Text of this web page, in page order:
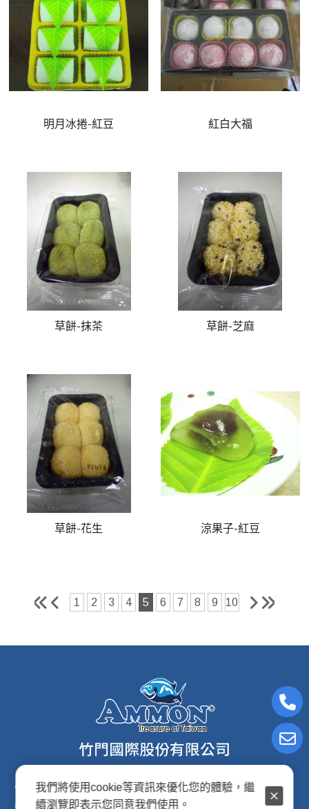
明月冰捲-紅豆 紅白大福
草餅-抹茶 草餅-芝麻
草餅-花生 涼果子-紅豆
1 2 3 4 5 6 7 8 9 10
電子信箱:ammon8@ms22.hinet.net
我們將使用cookie等資訊來優化您的體驗，繼
續瀏覽即表示您同意我們使用。